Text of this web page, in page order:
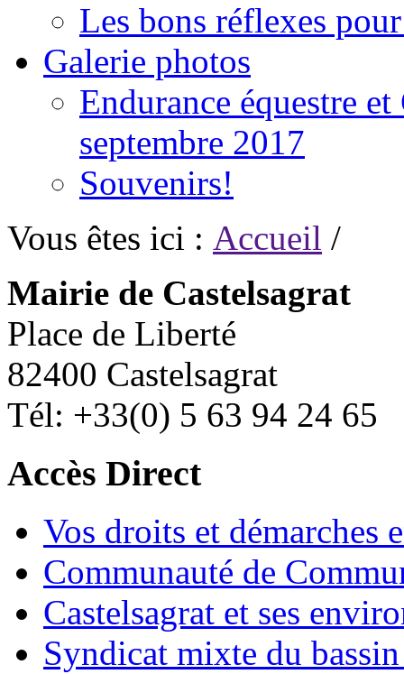
Les bons réflexes
Galerie photos
Endurance équestre
septembre 2017
Souvenirs!
Vous êtes ici : Accueil /
Mairie de Castelsagrat
Place de Liberté
82400 Castelsagrat
Tél: +33(0) 5 63 94 24 65
Accès Direct
Vos droits et démarches
Communauté de
Castelsagrat et ses
Syndicat mixte du